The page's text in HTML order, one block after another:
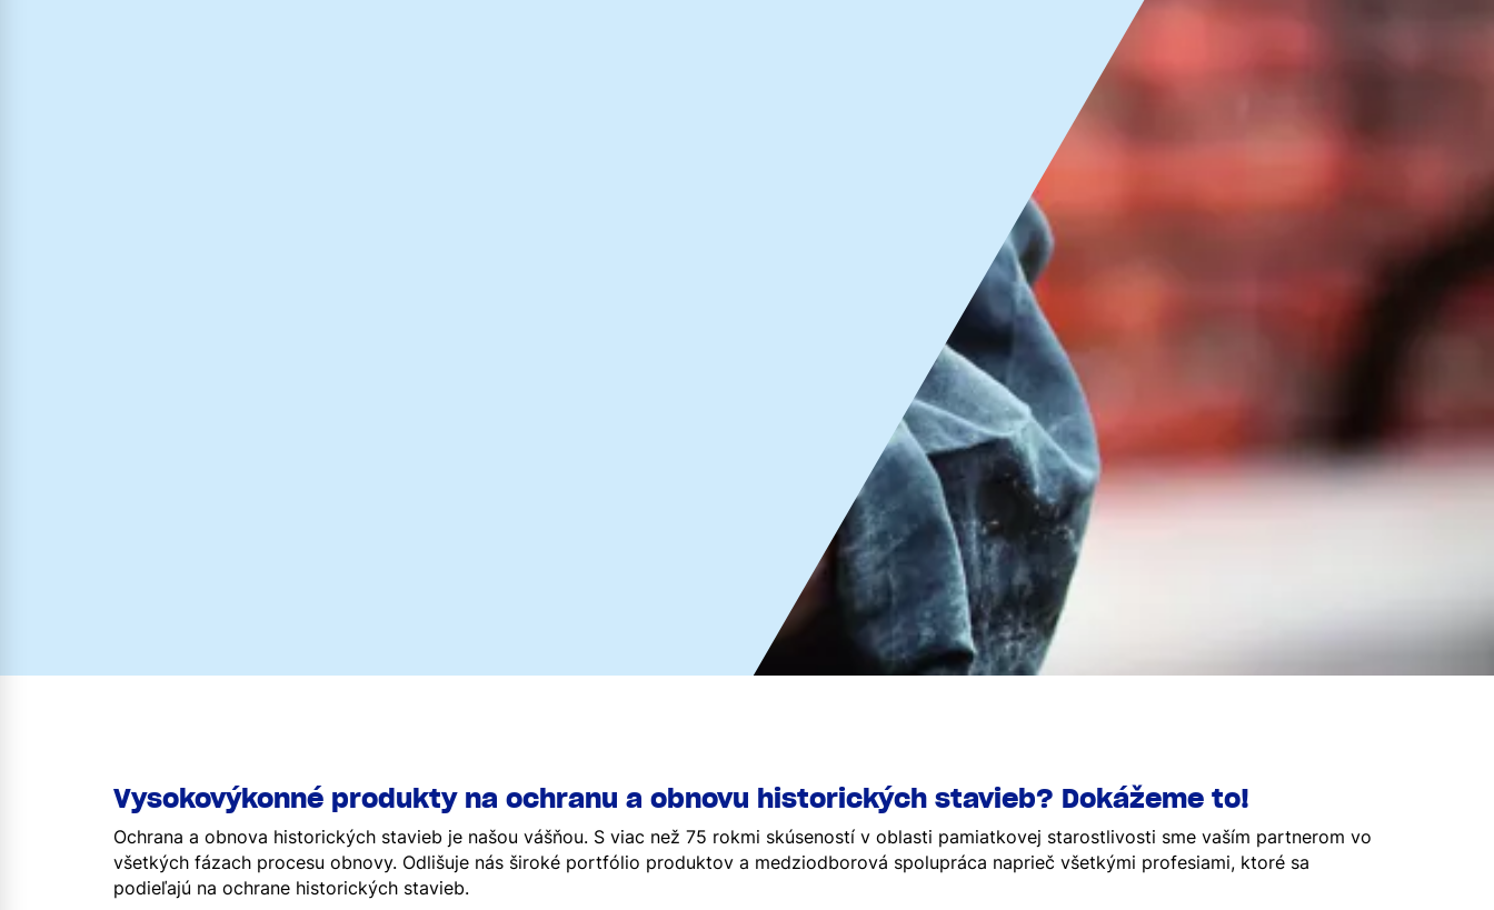
Vysokovýkonné produkty na ochranu a obnovu historických stavieb? Dokážeme to!
Ochrana a obnova historických stavieb je našou vášňou. S viac než 75 rokmi skúseností v oblasti pamiatkovej starostlivosti sme vaším partnerom vo
všetkých fázach procesu obnovy. Odlišuje nás široké portfólio produktov a medziodborová spolupráca naprieč všetkými profesiami, ktoré sa
podieľajú na ochrane historických stavieb.